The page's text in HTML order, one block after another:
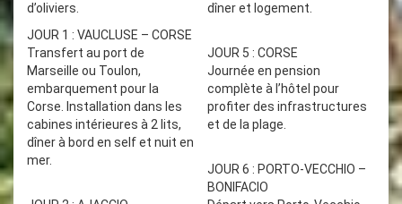
d’oliviers.
JOUR 1 : VAUCLUSE – CORSE
Transfert au port de
Marseille ou Toulon,
embarquement pour la
Corse. Installation dans les
cabines intérieures à 2 lits,
dîner à bord en self et nuit en
mer.
dîner et logement.
JOUR 5 : CORSE
Journée en pension
complète à l’hôtel pour
profiter des infrastructures
et de la plage.
JOUR 6 : PORTO-VECCHIO –
BONIFACIO